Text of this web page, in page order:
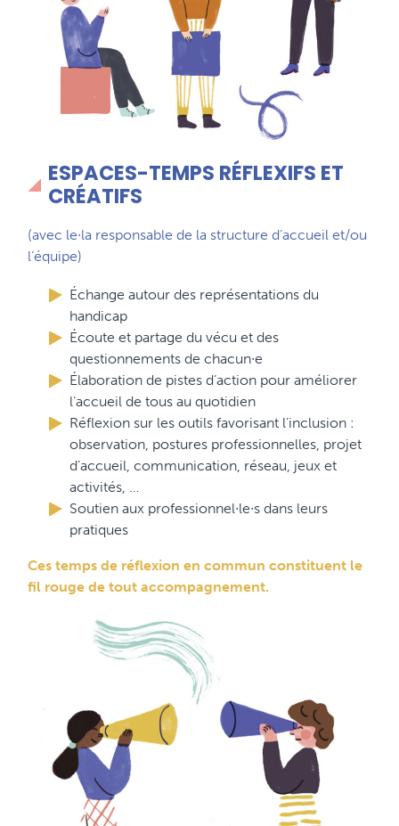
ESPACES-TEMPS RÉFLEXIFS ET
CRÉATIFS
(avec le∙la responsable de la structure d’accueil et/ou
l’équipe)
Échange autour des représentations du
handicap
Écoute et partage du vécu et des
questionnements de chacun∙e
Élaboration de pistes d’action pour améliorer
l’accueil de tous au quotidien
Réflexion sur les outils favorisant l’inclusion :
observation, postures professionnelles, projet
d’accueil, communication, réseau, jeux et
activités, …
Soutien aux professionnel∙le∙s dans leurs
pratiques
Ces temps de réflexion en commun constituent le
fil rouge de tout accompagnement.